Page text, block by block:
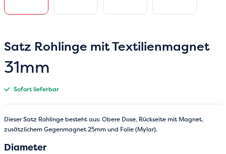
Satz Rohlinge mit Textilienmagnet
31mm
Sofort lieferbar
Dieser Satz Rohlinge besteht aus: Obere Dose, Rückseite mit Magnet,
zusätzlichem Gegenmagnet 25mm und Folie (Mylar).
Diameter